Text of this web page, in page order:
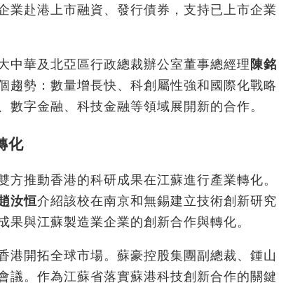
業赴港上市融資、發行債券，支持已上市企業
中華及北亞區行政總裁辦公室董事總經理 陳銘
趨勢：數量增長快、科創屬性強和國際化戰略
字金融、科技金融等領域展開新的合作。
化
推動香港的科研成果在江蘇進行產業轉化。
汝恒介紹該校在南京和無錫建立技術創新研究
與江蘇製造業企業的創新合作與轉化。
港開拓全球市場。蘇豪控股集團副總裁、鍾山
議。作為江蘇省落實蘇港科技創新合作的關鍵